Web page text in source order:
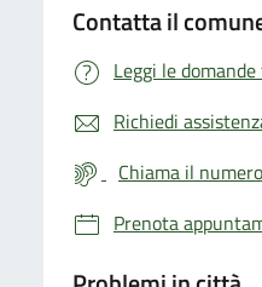
Contatta il
Leggi le
Richiedi
Chiama il
Prenota